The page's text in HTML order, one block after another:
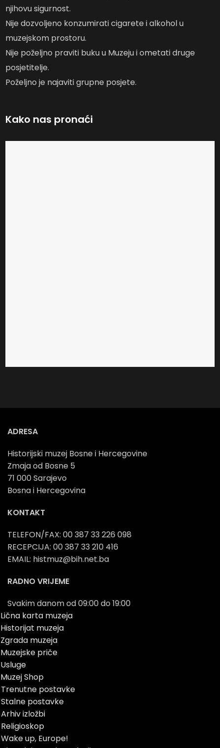
njihovu sigurnost.
Nije dozvoljeno konzumirati cigarete i alkohol u
muzejskom prostoru.
Nije poželjno praviti buku u Muzeju i ometati druge
posjetitelje.
Poželjno je najaviti grupne posjete.
Kako nas pronaći
ADRESA
Historijski muzej Bosne i Hercegovine
Zmaja od Bosne 5
71 000 Sarajevo
Bosna i Hercegovina
KONTAKT
TELEFON/FAX: 00 387 33 226 098
RECEPCIJA: 00 387 33 210 416
EMAIL: histmuz@bih.net.ba
RADNO VRIJEME
Svakim danom od 09:00 do 19:00
Lična karta muzeja
Historijat muzeja
Zgrada muzeja
Muzejske priče
Usluge
Muzej Shop
Trenutne postavke
Stalne postavke
Arhiv izložbi
Religioskop
Wake up, Europe!